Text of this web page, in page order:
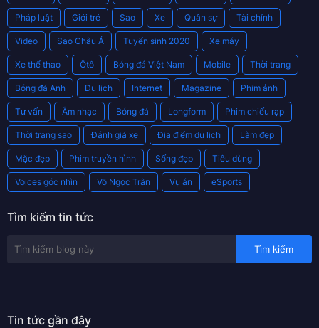
Pháp luật Giới trẻ Sao Xe Quân sự Tài chính
Video Sao Châu Á Tuyển sinh 2020 Xe máy
Xe thể thao Ôtô Bóng đá Việt Nam Mobile Thời trang
Bóng đá Anh Du lịch Internet Magazine Phim ảnh
Tư vấn Âm nhạc Bóng đá Longform Phim chiếu rạp
Thời trang sao Đánh giá xe Địa điểm du lịch Làm đẹp
Mặc đẹp Phim truyền hình Sống đẹp Tiêu dùng
Voices góc nhìn Võ Ngọc Trân Vụ án eSports
Tìm kiếm tin tức
Tin tức gần đây